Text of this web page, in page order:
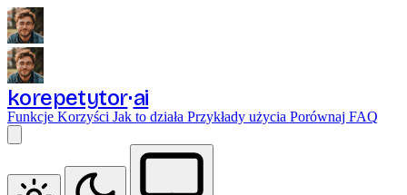
korepetytor ai
Funkcje Korzyści Jak to działa Przykłady użycia Porównaj FAQ